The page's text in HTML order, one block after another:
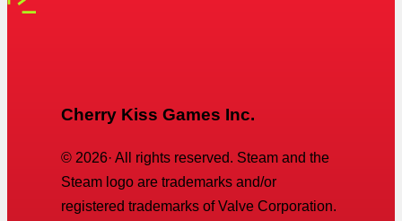
Cherry Kiss Games Inc.
© 2026· All rights reserved. Steam and the
Steam logo are trademarks and/or
registered trademarks of Valve Corporation.